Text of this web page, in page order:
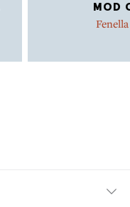
MOD